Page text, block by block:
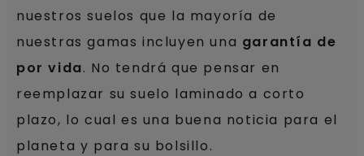
nuestros suelos que la mayoría de
nuestras gamas incluyen una garantía de
por vida. No tendrá que pensar en
reemplazar su suelo laminado a corto
plazo, lo cual es una buena noticia para el
planeta y para su bolsillo.